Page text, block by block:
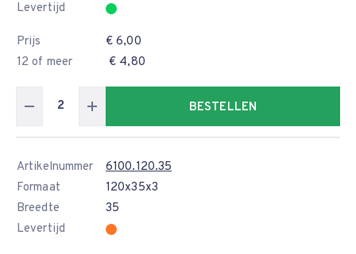
Levertijd
Prijs
€ 6,00
12 of meer
€ 4,80
BESTELLEN
Artikelnummer
6100.120.35
Formaat
120x35x3
Breedte
35
Levertijd